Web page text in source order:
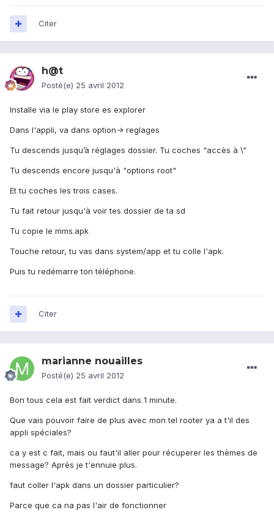
Citer
h@t
Posté(e) 25 avril 2012
Installe via le play store es explorer
Dans l'appli, va dans option-> reglages
Tu descends jusqu’à réglages dossier. Tu coches "accès à \"
Tu descends encore jusqu'à "options root"
Et tu coches les trois cases.
Tu fait retour jusqu'à voir tes dossier de ta sd
Tu copie le mms.apk
Touche retour, tu vas dans system/app et tu colle l'apk.
Puis tu redémarre ton téléphone.
Citer
marianne nouailles
Posté(e) 25 avril 2012
Bon tous cela est fait verdict dans 1 minute.
Que vais pouvoir faire de plus avec mon tel rooter ya a t'il des
appli spéciales?
ca y est c fait, mais ou faut'il aller pour récuperer les thèmes de
message? Après je t'ennuie plus.
faut coller l'apk dans un dossier particulier?
Parce que ca na pas l'air de fonctionner